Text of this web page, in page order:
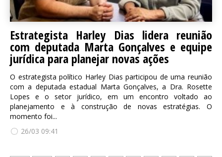
Estrategista Harley Dias lidera reunião
com deputada Marta Gonçalves e equipe
jurídica para planejar novas ações
O estrategista político Harley Dias participou de uma reunião
com a deputada estadual Marta Gonçalves, a Dra. Rosette
Lopes e o setor jurídico, em um encontro voltado ao
planejamento e à construção de novas estratégias. O
momento foi...
26/03 09:41